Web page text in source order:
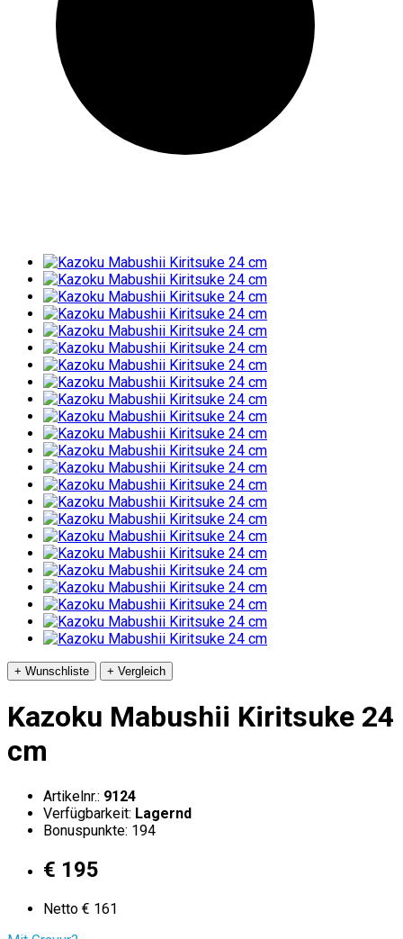
+ Wunschliste + Vergleich
Kazoku Mabushii Kiritsuke 24
cm
Artikelnr.: 9124
Verfügbarkeit: Lagernd
Bonuspunkte: 194
€ 195
Netto € 161